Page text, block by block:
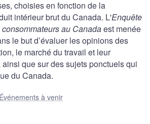
choisies en fonction de la
intérieur brut du Canada. L'Enquête
au Canadaest menée
le but d’évaluer les opinions des
le marché du travail et leur
que sur des sujets ponctuels qui
du Canada.
Événements à venir